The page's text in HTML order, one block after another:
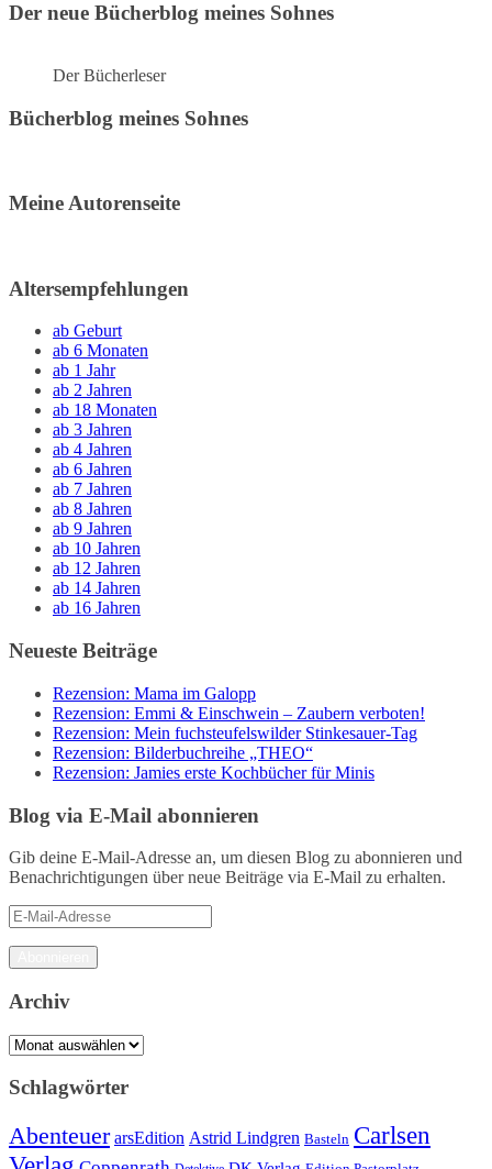
Der neue Bücherblog meines Sohnes
Der Bücherleser
Bücherblog meines Sohnes
Meine Autorenseite
Altersempfehlungen
ab Geburt
ab 6 Monaten
ab 1 Jahr
ab 2 Jahren
ab 18 Monaten
ab 3 Jahren
ab 4 Jahren
ab 6 Jahren
ab 7 Jahren
ab 8 Jahren
ab 9 Jahren
ab 10 Jahren
ab 12 Jahren
ab 14 Jahren
ab 16 Jahren
Neueste Beiträge
Rezension: Mama im Galopp
Rezension: Emmi & Einschwein – Zaubern verboten!
Rezension: Mein fuchsteufelswilder Stinkesauer-Tag
Rezension: Bilderbuchreihe „THEO“
Rezension: Jamies erste Kochbücher für Minis
Blog via E-Mail abonnieren
Gib deine E-Mail-Adresse an, um diesen Blog zu abonnieren und
Benachrichtigungen über neue Beiträge via E-Mail zu erhalten.
E-
Mail-
Adresse
Archiv
Archiv
Schlagwörter
Abenteuer arsEdition Astrid Lindgren Basteln Carlsen